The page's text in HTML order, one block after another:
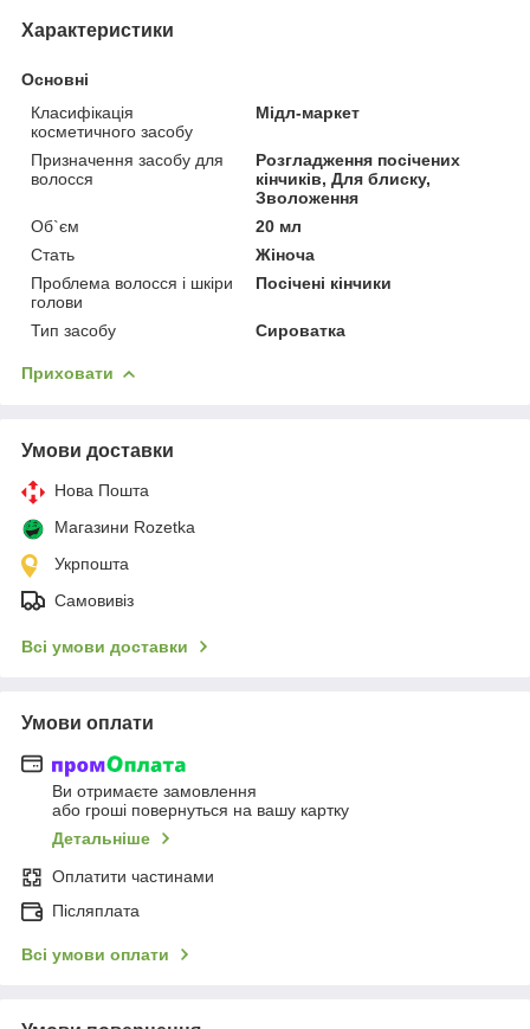
Характеристики
Основні
Класифікація
косметичного засобу
Мідл-маркет
Призначення засобу для
волосся
Розгладження посічених
кінчиків, Для блиску,
Зволоження
Об`єм
20 мл
Стать
Жіноча
Проблема волосся і шкіри
голови
Посічені кінчики
Тип засобу Сироватка
Приховати
Умови доставки
Нова Пошта
Магазини Rozetka
Укрпошта
Самовивіз
Всі умови доставки
Умови оплати
Ви отримаєте замовлення
або гроші повернуться на вашу картку
Детальніше
Оплатити частинами
Післяплата
Всі умови оплати